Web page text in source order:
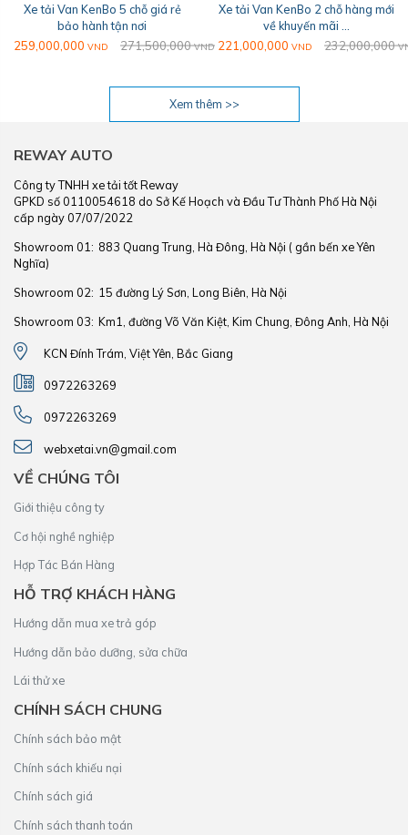
Xe tải Van KenBo 5 chỗ giá rẻ
bảo hành tận nơi
259,000,000 VND 271,500,000 VND
Xe tải Van KenBo 2 chỗ hàng mới
về khuyến mãi ...
221,000,000 VND 232,000,000
Xem thêm >>
REWAY AUTO
Công ty TNHH xe tải tốt Reway
GPKD số 0110054618 do Sở Kế Hoạch và Đầu Tư Thành Phố Hà Nội
cấp ngày 07/07/2022
Showroom 01: 883 Quang Trung, Hà Đông, Hà Nội ( gần bến xe Yên
Nghĩa)
Showroom 02: 15 đường Lý Sơn, Long Biên, Hà Nội
Showroom 03: Km1, đường Võ Văn Kiệt, Kim Chung, Đông Anh, Hà Nội
KCN Đính Trám, Việt Yên, Bắc Giang
0972263269
0972263269
webxetai.vn@gmail.com
VỀ CHÚNG TÔI
Giới thiệu công ty
Cơ hội nghề nghiệp
Hợp Tác Bán Hàng
HỖ TRỢ KHÁCH HÀNG
Hướng dẫn mua xe trả góp
Hướng dẫn bảo dưỡng, sửa chữa
Lái thử xe
CHÍNH SÁCH CHUNG
Chính sách bảo mật
Chính sách khiếu nại
Chính sách giá
Chính sách thanh toán